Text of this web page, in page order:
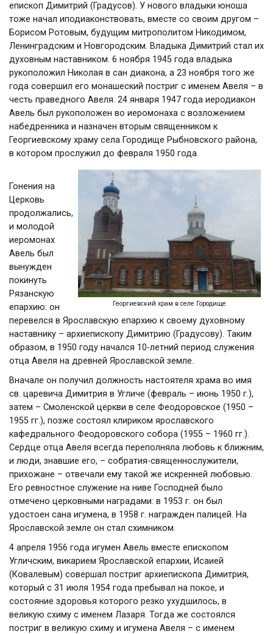
епископ Димитрий (Градусов). У нового владыки юноша
тоже начал иподиаконствовать, вместе со своим другом –
Борисом Ротовым, будущим митрополитом Никодимом,
Ленинградским и Новгородским. Владыка Димитрий стал их
духовным наставником. 6 ноября 1945 года владыка
рукоположил Николая в сан диакона, а 23 ноября того же
года совершил его монашеский постриг с именем Авеля – в
честь праведного Авеля. 24 января 1947 года иеродиакон
Авель был рукоположен во иеромонаха с возложением
набедренника и назначен вторым священником к
Георгиевскому храму села Городище Рыбновского района,
в котором прослужил до февраля 1950 года.
Георгиевский храм в селе Городище
Гонения на
Церковь
продолжались,
и молодой
иеромонах
Авель был
вынужден
покинуть
Рязанскую
епархию: он
перевелся в Ярославскую епархию к своему духовному
наставнику – архиепископу Димитрию (Градусову). Таким
образом, в 1950 году начался 10-летний период служения
отца Авеля на древней Ярославской земле.
Вначале он получил должность настоятеля храма во имя
св. царевича Димитрия в Угличе (февраль – июнь 1950 г.),
затем – Смоленской церкви в селе Феодоровское (1950 –
1955 гг.), позже состоял клириком ярославского
кафедрального Феодоровского собора (1955 – 1960 гг.).
Сердце отца Авеля всегда переполняла любовь к ближним,
и люди, знавшие его, – собратия-священнослужители,
прихожане – отвечали ему такой же искренней любовью.
Его ревностное служение на ниве Господней было
отмечено церковными наградами: в 1953 г. он был
удостоен сана игумена, в 1958 г. награжден палицей. На
Ярославской земле он стал схимником.
4 апреля 1956 года игумен Авель вместе епископом
Угличским, викарием Ярославской епархии, Исаией
(Ковалевым) совершал постриг архиепископа Димитрия,
который с 31 июля 1954 года пребывал на покое, и
состояние здоровья которого резко ухудшилось, в
великую схиму с именем Лазаря. Тогда же состоялся
постриг в великую схиму и игумена Авеля – с именем